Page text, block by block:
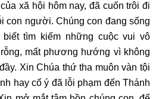
xã hội hôm nay, đã cuốn trôi đi
con người. Chúng con đang sống
tìm kiếm những cuộc vui vô
mất phương hướng vì không
Xin Chúa thứ tha muôn vàn tội
hay cố ý đã lỗi phạm đến Thánh